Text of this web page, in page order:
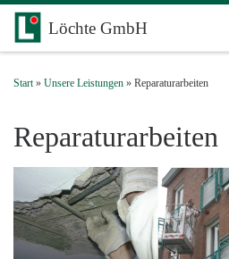
Zum Inhalt springen
Löchte GmbH
Start » Unsere Leistungen » Reparaturarbeiten
Reparaturarbeiten